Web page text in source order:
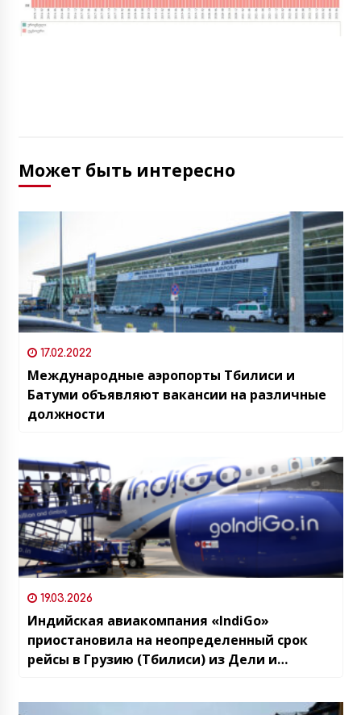
Может быть интересно
17.02.2022
Международные аэропорты Тбилиси и
Батуми объявляют вакансии на различные
должности
19.03.2026
Индийская авиакомпания «IndiGo»
приостановила на неопределенный срок
рейсы в Грузию (Тбилиси) из Дели и